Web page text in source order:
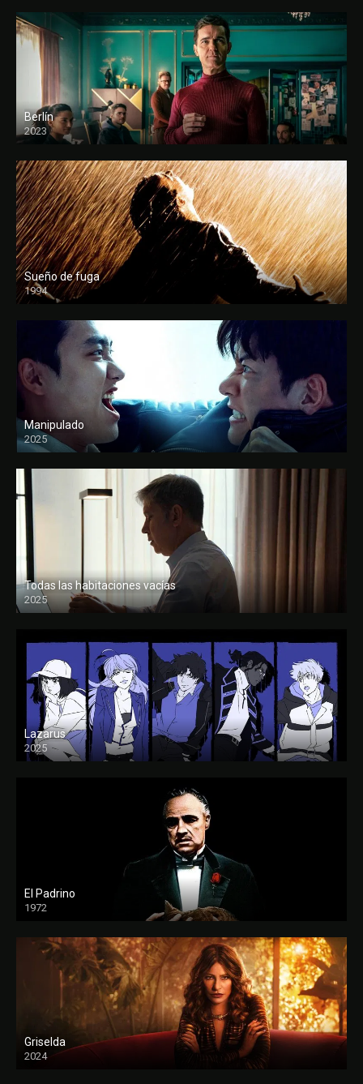
Berlín
2023
Sueño de fuga
1994
FULL HD
Manipulado
2025
Todas las habitaciones vacías
2025
FULL HD
Lazarus
2025
El Padrino
1972
FULL HD
Griselda
2024